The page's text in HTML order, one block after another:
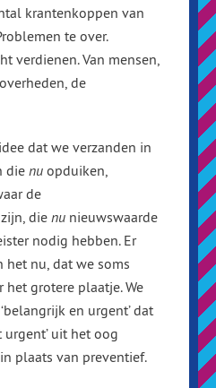
krantenkoppen van
te over.
verdienen. Van mensen,
de
dat we verzanden in
die nu opduiken,
de
die nu nieuwswaarde
nodig hebben. Er
het nu, dat we soms
grotere plaatje. We
en urgent’ dat
uit het oog
plaats van preventief.